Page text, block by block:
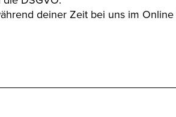
deiner Zeit bei uns im